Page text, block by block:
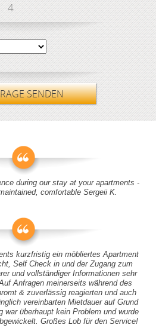
4
SENDEN
during our stay at your apartments -
comfortable Sergeii K.
kurzfristig ein möbliertes Apartment
Self Check in und der Zugang zum
und vollständiger Informationen sehr
Anfragen meinerseits während des
& zuverlässig reagierten und auch
vereinbarten Mietdauer auf Grund
war überhaupt kein Problem und wurde
Großes Lob für den Service!